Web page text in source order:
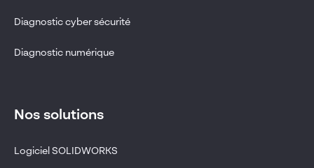
Diagnostic cyber sécurité
Diagnostic numérique
Nos solutions
Logiciel SOLIDWORKS